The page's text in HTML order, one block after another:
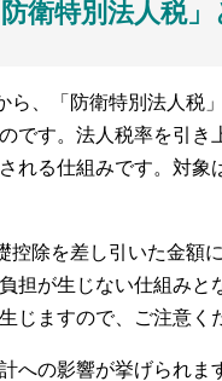
衛特別法人税」
、「防衛特別法人税
です。法人税率を引
れる仕組みです。対
除を差し引いた金額
担が生じない仕組み
じますので、ご注意く
への影響が挙げられ